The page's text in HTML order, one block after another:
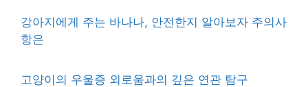
강아지에게 주는 바나나, 안전한지 알아보자 주의사
항은
고양이의 우울증 외로움과의 깊은 연관 탐구